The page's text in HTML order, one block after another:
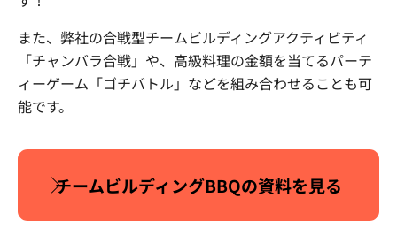
また、弊社の合戦型チームビルディングアクティビティ
「チャンバラ合戦」や、高級料理の金額を当てるパーテ
ィーゲーム「ゴチバトル」などを組み合わせることも可
能です。
チームビルディングBBQの資料を見る